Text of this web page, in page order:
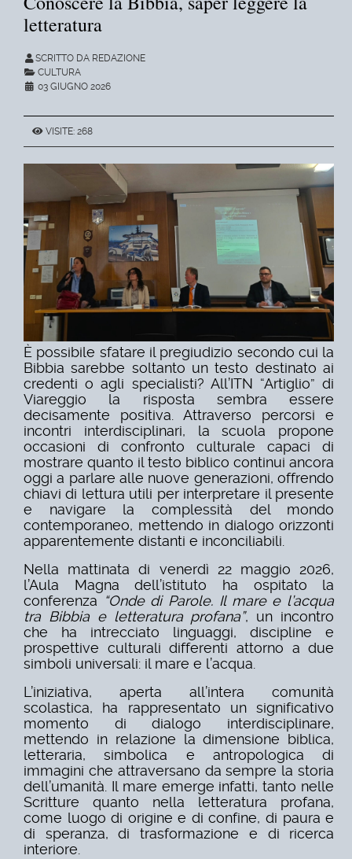
letteratura
SCRITTO DA REDAZIONE
CULTURA
03 GIUGNO 2026
VISITE: 268
È possibile sfatare il pregiudizio secondo cui la
Bibbia sarebbe soltanto un testo destinato ai
credenti o agli specialisti? All’ITN “Artiglio” di
Viareggio la risposta sembra essere
decisamente positiva. Attraverso percorsi e
incontri interdisciplinari, la scuola propone
occasioni di confronto culturale capaci di
mostrare quanto il testo biblico continui ancora
oggi a parlare alle nuove generazioni, offrendo
chiavi di lettura utili per interpretare il presente
e navigare la complessità del mondo
contemporaneo, mettendo in dialogo orizzonti
apparentemente distanti e inconciliabili.
Nella mattinata di venerdì 22 maggio 2026,
l’Aula Magna dell’istituto ha ospitato la
conferenza “Onde di Parole. Il mare e l’acqua
tra Bibbia e letteratura profana”, un incontro
che ha intrecciato linguaggi, discipline e
prospettive culturali differenti attorno a due
simboli universali: il mare e l’acqua.
L’iniziativa, aperta all’intera comunità
scolastica, ha rappresentato un significativo
momento di dialogo interdisciplinare,
mettendo in relazione la dimensione biblica,
letteraria, simbolica e antropologica di
immagini che attraversano da sempre la storia
dell’umanità. Il mare emerge infatti, tanto nelle
Scritture quanto nella letteratura profana,
come luogo di origine e di confine, di paura e
di speranza, di trasformazione e di ricerca
interiore.